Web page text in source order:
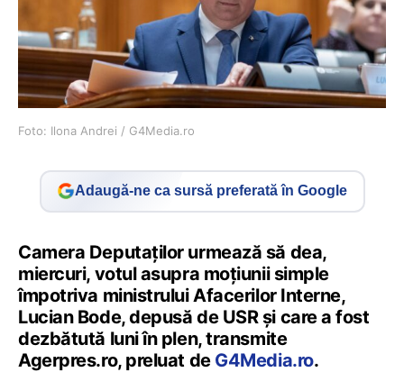
Foto: Ilona Andrei / G4Media.ro
Adaugă-ne ca sursă preferată în Google
Camera Deputaţilor urmează să dea,
miercuri, votul asupra moţiunii simple
împotriva ministrului Afacerilor Interne,
Lucian Bode, depusă de USR şi care a fost
dezbătută luni în plen, transmite
Agerpres.ro, preluat de G4Media.ro.